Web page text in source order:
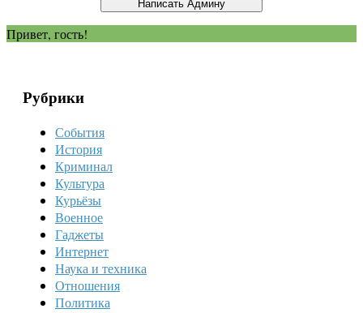
Привет, гость!
Рубрики
События
История
Криминал
Культура
Курьёзы
Военное
Гаджеты
Интернет
Наука и техника
Отношения
Политика